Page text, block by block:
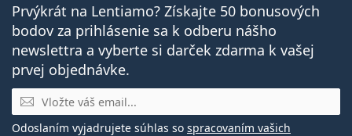
Prvýkrát na Lentiamo? Získajte 50 bonusových
bodov za prihlásenie sa k odberu nášho
newslettra a vyberte si darček zdarma k vašej
prvej objednávke.
E-mail
Odoslaním vyjadrujete súhlas so spracovaním vašich